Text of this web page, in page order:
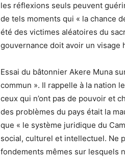
les réflexions seuls peuvent
de tels moments qui « la chance
été des victimes aléatoires du
gouvernance doit avoir un visage
Essai du bâtonnier Akere Muna
commun ». Il rappelle à la nation
ceux qui n’ont pas de pouvoir et
des problèmes du pays était la
que « le système juridique du
social, culturel et intellectuel. Ne
fondements mêmes sur lesquels